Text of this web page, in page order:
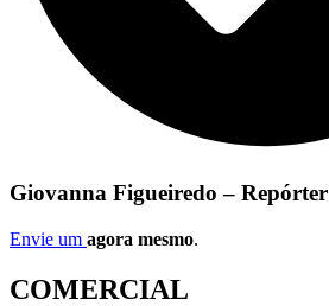
Giovanna Figueiredo – Repórter
Envie um agora mesmo.
COMERCIAL